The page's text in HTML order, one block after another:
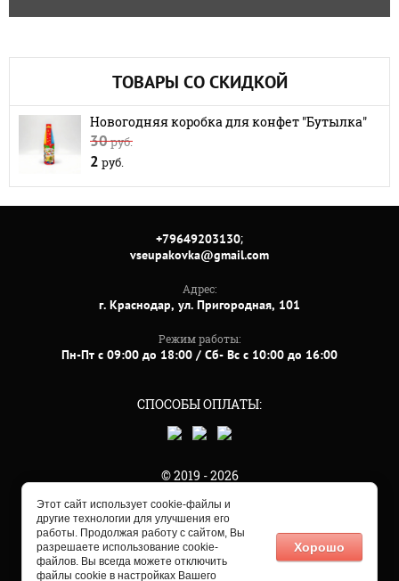
ТОВАРЫ СО СКИДКОЙ
Новогодняя коробка для конфет "Бутылка"
30руб.
2 руб.
+79649203130;
vseupakovka@gmail.com
Адрес:
г. Краснодар, ул. Пригородная, 101
Режим работы:
Пн-Пт с 09:00 до 18:00 / Сб- Вс с 10:00 до 16:00
СПОСОБЫ ОПЛАТЫ:
© 2019 - 2026
Этот сайт использует cookie-файлы и
другие технологии для улучшения его
работы. Продолжая работу с сайтом, Вы
разрешаете использование cookie-
файлов. Вы всегда можете отключить
файлы cookie в настройках Вашего
Хорошо